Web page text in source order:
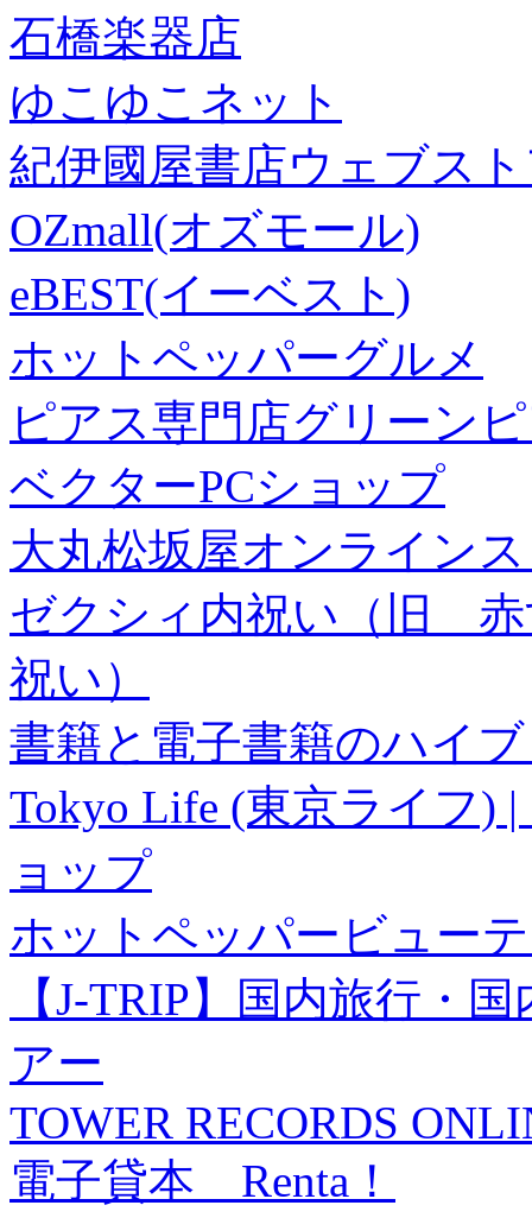
石橋楽器店
ゆこゆこネット
紀伊國屋書店ウェブス
OZmall(オズモール)
eBEST(イーベスト)
ホットペッパーグルメ
ピアス専門店グリーン
ベクターPCショップ
大丸松坂屋オンライン
ゼクシィ内祝い（旧 赤
祝い）
書籍と電子書籍のハイ
Tokyo Life (東京ライフ)
ョップ
ホットペッパービュー
【J-TRIP】国内旅行・
アー
TOWER RECORDS
電子貸本 Renta！